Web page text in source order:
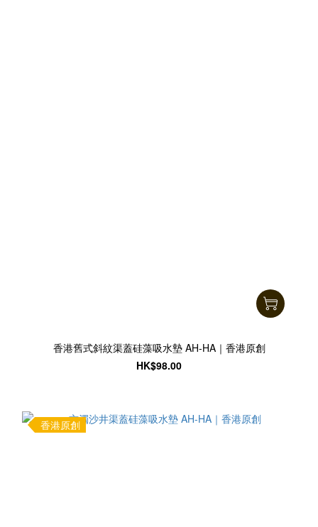
香港舊式斜紋渠蓋硅藻吸水墊 AH-HA｜香港原創
HK$98.00
香港原創